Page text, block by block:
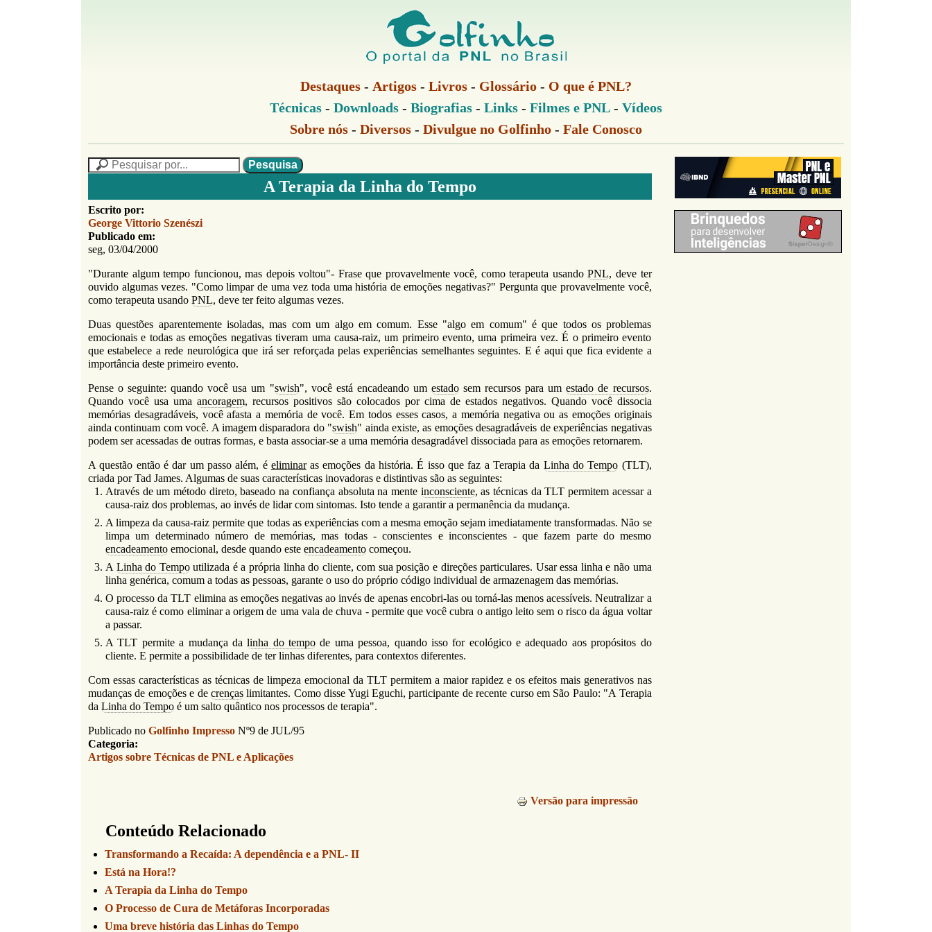
Pular
para
o
f
i
n
h
o
Destaques - Artigos - Livros - Glossário - O que é PNL?
N
L
Técnicas - Downloads - Biografias - Links - Filmes e PNL - Vídeos
o
h
o
M
e
u
Sobre nós - Diversos - Divulgue no Golfinho - Fale Conosco
o
r
m
u
l
á
i
o
e
b
u
s
c
a
e
q
u
i
s
a
n
l
f
i
n
o
A Terapia da Linha do Tempo
Escrito por:
George Vittorio Szenészi
Publicado em:
seg, 03/04/2000
"Durante algum tempo funcionou, mas depois voltou"- Frase que provavelmente você, como terapeuta usandoPNL, deve ter
ouvido algumas vezes. "Como limpar de uma vez toda uma história de emoções negativas?" Pergunta que provavelmente você,
como terapeuta usando PNL, deve ter feito algumas vezes.
Duas questões aparentemente isoladas, mas com um algo em comum. Esse "algo em comum" é que todos os problemas
emocionais e todas as emoções negativas tiveram uma causa-raiz, um primeiro evento, uma primeira vez. É o primeiro evento
que estabelece a rede neurológica que irá ser reforçada pelas experiências semelhantes seguintes. E é aqui que fica evidente a
importância deste primeiro evento.
Pense o seguinte: quando você usa um "swish", você está encadeando um estadosem recursos para umestado de recursos.
Quando você usa uma ancoragem, recursos positivos são colocados por cima de estados negativos. Quando você dissocia
memórias desagradáveis, você afasta a memória de você. Em todos esses casos, a memória negativa ou as emoções originais
ainda continuam com você. A imagem disparadora do "swish" ainda existe, as emoções desagradáveis de experiências negativas
podem ser acessadas de outras formas, e basta associar-se a uma memória desagradável dissociada para as emoções retornarem.
A questão então é dar um passo além, é eliminaras emoções da história. É isso que faz a Terapia da Linha do Tempo (TLT),
criada por Tad James. Algumas de suas características inovadoras e distintivas são as seguintes:
Através de um método direto, baseado na confiança absoluta na mente inconsciente, as técnicas da TLT permitem acessar a
causa-raiz dos problemas, ao invés de lidar com sintomas. Isto tende a garantir a permanência da mudança.
A limpeza da causa-raiz permite que todas as experiências com a mesma emoção sejam imediatamente transformadas. Não se
limpa um determinado número de memórias, mas todas - conscientes e inconscientes - que fazem parte do mesmo
encadeamento emocional, desde quando este encadeamento começou.
A Linha do Tempoutilizada é a própria linha do cliente, com sua posição e direções particulares. Usar essa linha e não uma
linha genérica, comum a todas as pessoas, garante o uso do próprio código individual de armazenagem das memórias.
O processo da TLT elimina as emoções negativas ao invés de apenas encobri-las ou torná-las menos acessíveis. Neutralizar a
causa-raiz é como eliminar a origem de uma vala de chuva - permite que você cubra o antigo leito sem o risco da água voltar
a passar.
A TLT permite a mudança dalinha do tempo de uma pessoa, quando isso for ecológico e adequado aos propósitos do
cliente. E permite a possibilidade de ter linhas diferentes, para contextos diferentes.
Com essas características as técnicas de limpeza emocional da TLT permitem a maior rapidez e os efeitos mais generativos nas
mudanças de emoções e de crençaslimitantes. Como disse Yugi Eguchi, participante de recente curso em São Paulo: "A Terapia
da Linha do Tempo é um salto quântico nos processos de terapia".
Publicado no Golfinho Impresso Nº9 de JUL/95
Categoria:
Artigos sobre Técnicas de PNL e Aplicações
Versão para impressão
Conteúdo Relacionado
Transformando a Recaída: A dependência e a PNL- II
Está na Hora!?
A Terapia da Linha do Tempo
O Processo de Cura de Metáforas Incorporadas
Uma breve história das Linhas do Tempo